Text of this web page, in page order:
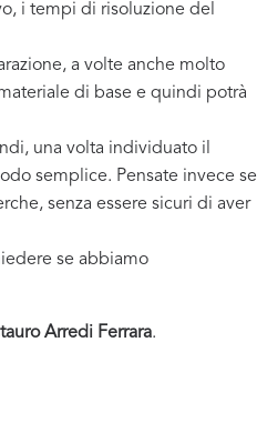
i tempi di risoluzione del
a volte anche molto
di base e quindi potrà
una volta individuato il
semplice. Pensate invece se
senza essere sicuri di aver
se abbiamo
Arredi Ferrara.